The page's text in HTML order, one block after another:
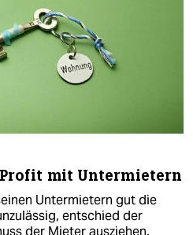
mit Untermietern
Untermietern gut die
entschied der
der Mieter ausziehen.